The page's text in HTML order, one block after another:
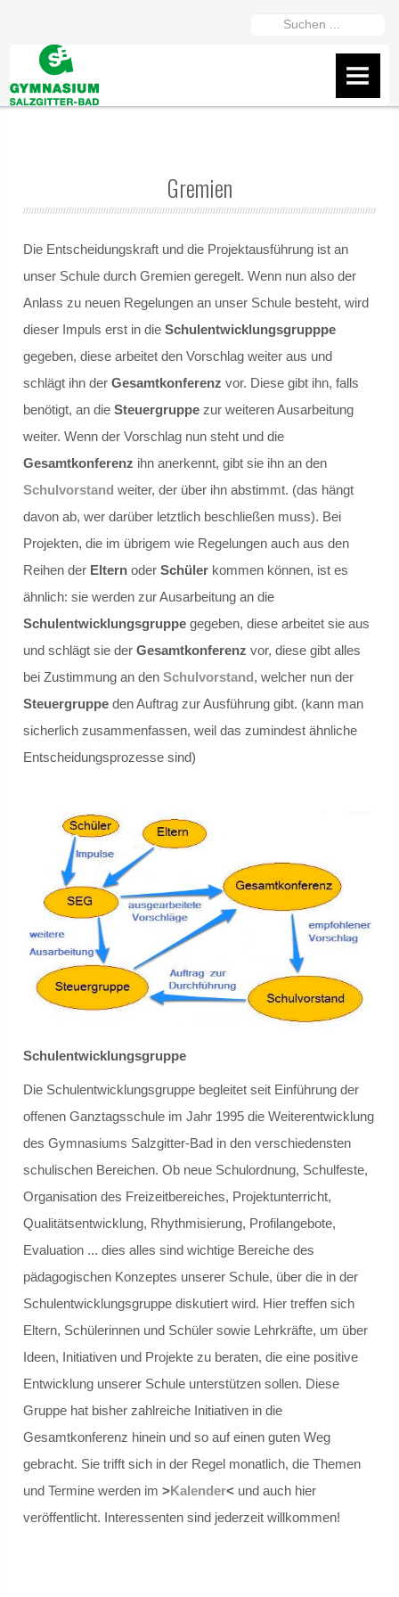
rezept/https://gymszbad.de/elvanse-
Suchen
AKTUELLES
IServ
Fanshop des GSB
Präsentation vom 16.2.26
ÜBER UNS
Schüler
Schülersprecher
Schulleitung und Koordinatoren
Eingangsstufe
Oberstufe
Schulleitbild
Ansprechpartner
Gremien
Schulvorstand
Schulelternrat
Schulordnung
Berufliche Orientierung
Konzept
Step.ing
Schulsozialarbeit
Verortung / Konzept
Definition
Schweigepflicht
Beratungsnetzwerk
Gremien
Die Entscheidungskraft und die Projektausführung ist an
unser Schule durch Gremien geregelt. Wenn nun also der
Anlass zu neuen Regelungen an unser Schule besteht, wird
dieser Impuls erst in dieSchulentwicklungsgrupppe
gegeben, diese arbeitet den Vorschlag weiter aus und
schlägt ihn derGesamtkonferenz vor. Diese gibt ihn, falls
benötigt, an dieSteuergruppe zur weiteren Ausarbeitung
weiter. Wenn der Vorschlag nun steht und die
Gesamtkonferenz ihn anerkennt, gibt sie ihn an den
Schulvorstand weiter, der über ihn abstimmt. (das hängt
davon ab, wer darüber letztlich beschließen muss). Bei
Projekten, die im übrigem wie Regelungen auch aus den
Reihen der Eltern oderSchüler kommen können, ist es
ähnlich: sie werden zur Ausarbeitung an die
Schulentwicklungsgruppe gegeben, diese arbeitet sie aus
und schlägt sie derGesamtkonferenz vor, diese gibt alles
bei Zustimmung an denSchulvorstand, welcher nun der
Steuergruppe den Auftrag zur Ausführung gibt. (kann man
sicherlich zusammenfassen, weil das zumindest ähnliche
Entscheidungsprozesse sind)
Schulentwicklungsgruppe
Die Schulentwicklungsgruppe begleitet seit Einführung der
offenen Ganztagsschule im Jahr 1995 die Weiterentwicklung
des Gymnasiums Salzgitter-Bad in den verschiedensten
schulischen Bereichen. Ob neue Schulordnung, Schulfeste,
Organisation des Freizeitbereiches, Projektunterricht,
Qualitätsentwicklung, Rhythmisierung, Profilangebote,
Evaluation ... dies alles sind wichtige Bereiche des
pädagogischen Konzeptes unserer Schule, über die in der
Schulentwicklungsgruppe diskutiert wird. Hier treffen sich
Eltern, Schülerinnen und Schüler sowie Lehrkräfte, um über
Ideen, Initiativen und Projekte zu beraten, die eine positive
Entwicklung unserer Schule unterstützen sollen. Diese
Gruppe hat bisher zahlreiche Initiativen in die
Gesamtkonferenz hinein und so auf einen guten Weg
gebracht. Sie trifft sich in der Regel monatlich, die Themen
und Termine werden im>Kalender< und auch hier
veröffentlicht. Interessenten sind jederzeit willkommen!